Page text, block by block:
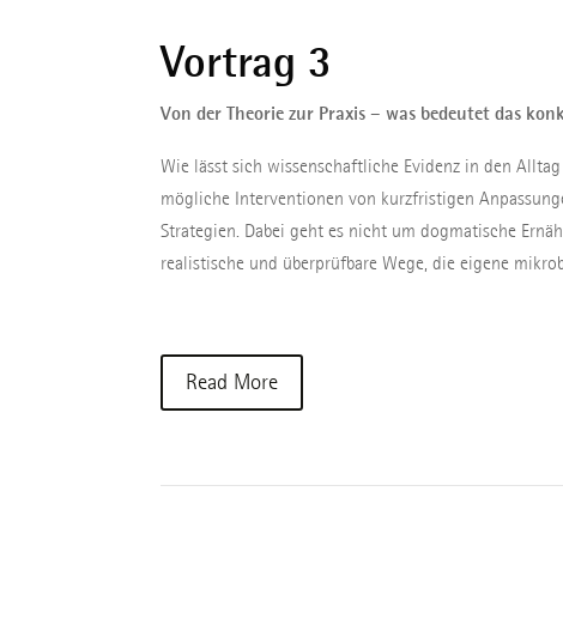
Vortrag 3
Von der Theorie zur Praxis – was bedeutet das
Wie lässt sich wissenschaftliche Evidenz in den
mögliche Interventionen von kurzfristigen
Strategien. Dabei geht es nicht um dogmatische
realistische und überprüfbare Wege, die eigene
Read More